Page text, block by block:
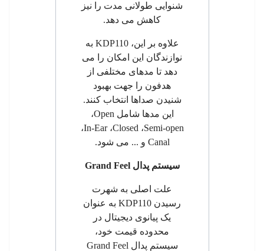
شنوایی طولانی مدت را نیز
کاهش می دهد.
علاوه بر این،KDP110 به
نوازندگان این امکان را می
دهد تا مدهای مختلفی از
هدفون را جهت بهبود
شنیدن صداها انتخاب کنند.
این مدها شامل Open،
Semi-open، Closed،In-Ear،
Canal و ... می شود.
سیستم پدال Grand Feel
علت اصلی به شهرت
رسیدن KDP110 به عنوان
یک پیانوی دیجیتال در
محدوده قیمت خود،
سیستم پدال Grand Feel